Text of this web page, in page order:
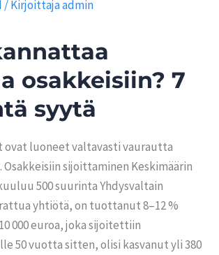
/ Kirjoittajaadmin
osakkeisiin? 7
syytä
ovat luoneet valtavasti vaurautta
Osakkeisiin sijoittaminen Keskimäärin
500 suurinta Yhdysvaltain
yhtiötä, on tuottanut 8–12 %
000 euroa, joka sijoitettiin
50 vuotta sitten, olisi kasvanut yli 380